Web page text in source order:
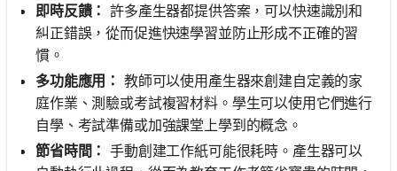
即時反饋： 許多產生器都提供答案，可以快速識別和
糾正錯誤，從而促進快速學習並防止形成不正確的習
慣。
多功能應用： 教師可以使用產生器來創建自定義的家
庭作業、測驗或考試複習材料。學生可以使用它們進行
自學、考試準備或加強課堂上學到的概念。
節省時間： 手動創建工作紙可能很耗時。產生器可以